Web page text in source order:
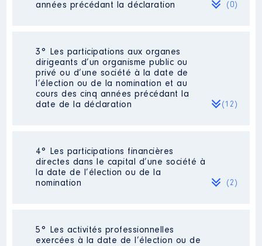
années précédant la déclaration
(0)
Néant
3° Les participations aux organes
dirigeants d’un organisme public ou
privé ou d’une société à la date de
l’élection ou de la nomination et au
cours des cinq années précédant la
date de la déclaration
(12)
Description
: membre du CA
Commentaire : je suis suppléante
:
4° Les participations financières
directes dans le capital d’une société à
la date de l’élection ou de la
nomination
(2)
Société : Groupement forestier
[Données non publiées]
5° Les activités professionnelles
exercées à la date de l’élection ou de